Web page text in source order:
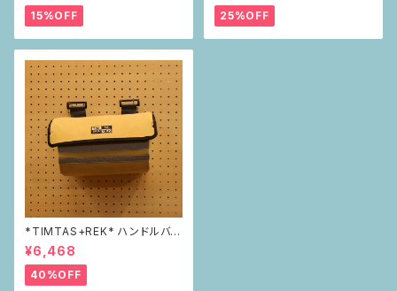
15%OFF 25%OFF
*TIMTAS+REK* ハンドルバー
バッグ
¥6,468
40%OFF